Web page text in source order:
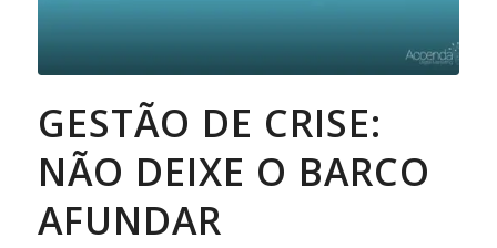
GESTÃO DE CRISE:
NÃO DEIXE O BARCO
AFUNDAR